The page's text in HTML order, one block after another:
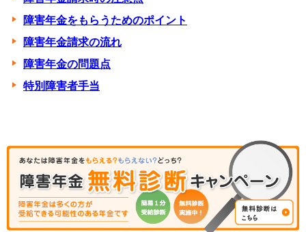
障害年金をもらうためのポイント
障害年金請求の流れ
障害年金の問題点
特別障害者手当